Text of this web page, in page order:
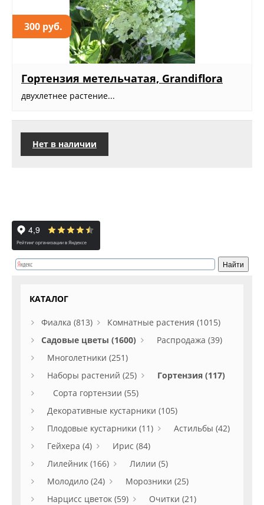
300 руб.
Гортензия метельчатая, Grandiflora
двухлетнее растение...
Нет в наличии
КАТАЛОГ
Фиалка (813)
Комнатные растения (1015)
Садовые цветы (1600)
Распродажа (39)
Многолетники (251)
Наборы растений (25)
Гортензия (117)
Сорта гортензии (55)
Декоративные кустарники (105)
Плодовые кустарники (11)
Астильбы (42)
Гейхера (4)
Ирис (84)
Лилейник (166)
Лилии (5)
Молодило (24)
Морозники (25)
Нарцисс цветок (59)
Очитки (21)